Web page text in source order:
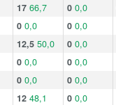
17 66,7 0 0,0
0 0,0 0 0,0
12,5 50,0 0 0,0
0 0,0 0 0,0
0 0,0 0 0,0
12 48,1 0 0,0